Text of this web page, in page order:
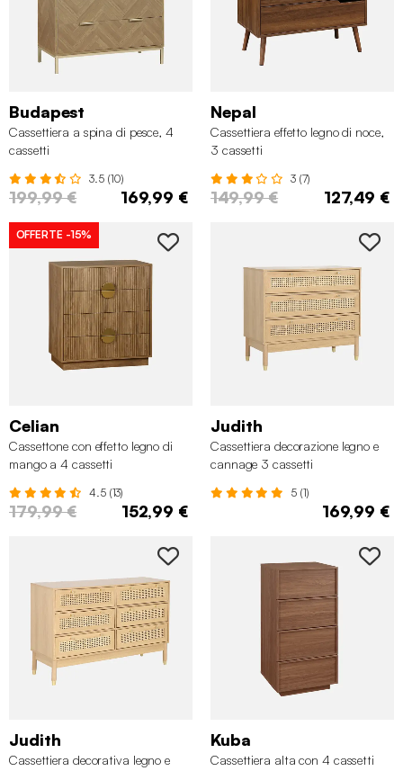
Budapest
Cassettiera a spina di pesce, 4
cassetti
3.5 (10)
199,99 € 169,99 €
Nepal
Cassettiera effetto legno di noce,
3 cassetti
3 (7)
149,99 € 127,49 €
OFFERTE -15%
Celian
Cassettone con effetto legno di
mango a 4 cassetti
4.5 (13)
179,99 € 152,99 €
Judith
Cassettiera decorazione legno e
cannage 3 cassetti
5 (1)
169,99 €
Judith
Cassettiera decorativa legno e
Kuba
Cassettiera alta con 4 cassetti